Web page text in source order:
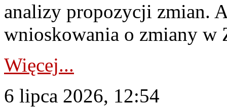
analizy propozycji zmian.
wnioskowania o zmiany w
Więcej...
6 lipca 2026, 12:54